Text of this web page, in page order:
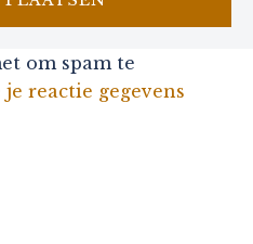
om spam te
reactie gegevens